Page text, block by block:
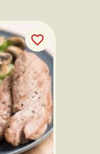
favorite_border